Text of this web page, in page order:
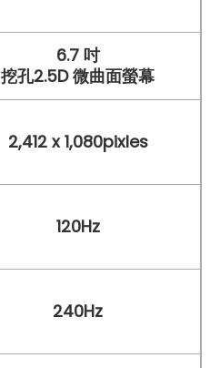
6.7 吋
挖孔2.5D 微曲面螢幕
2,412 x 1,080pixles
120Hz
240Hz